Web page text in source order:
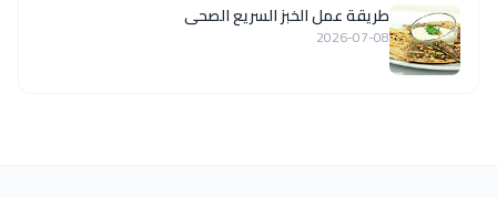
طريقة عمل الخبز السريع الصحى
2026-07-08